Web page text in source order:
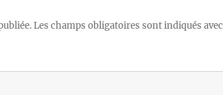
Les champs obligatoires sont indiqués avec